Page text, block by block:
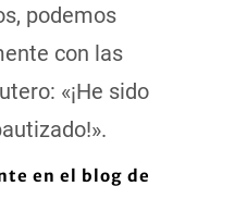
podemos
con las
«¡He sido
en el blog de